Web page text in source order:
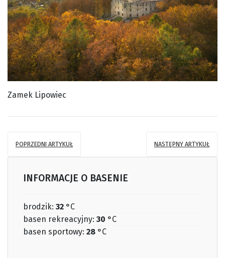
Zamek Lipowiec
POPRZEDNI ARTYKUŁ NASTĘPNY ARTYKUŁ
INFORMACJE O BASENIE
brodzik: 32 °C
basen rekreacyjny: 30 °C
basen sportowy: 28 °C